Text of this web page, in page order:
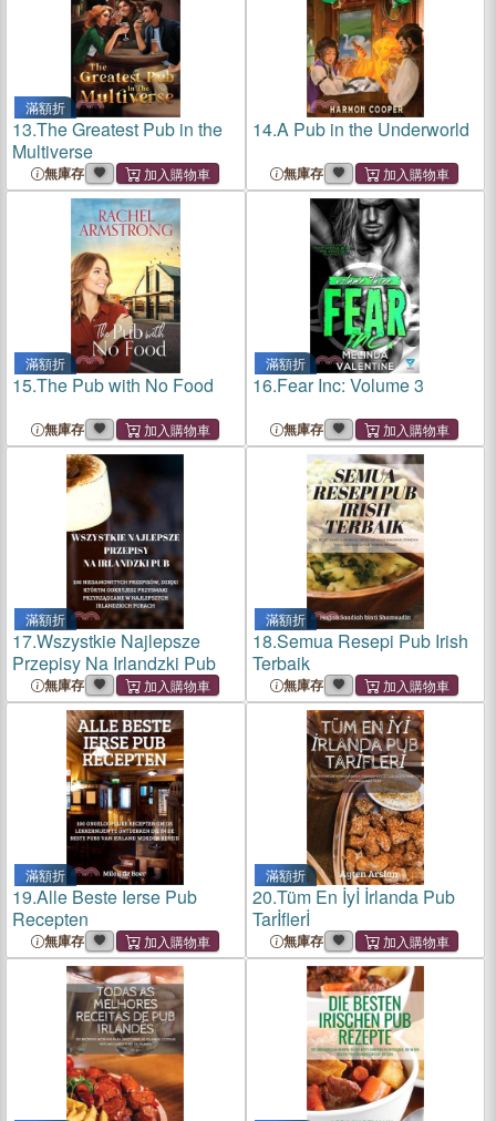
滿額折
13.The Greatest Pub in the
Multiverse
無庫存
14.A Pub in the Underworld
無庫存
滿額折
15.The Pub with No Food
無庫存
滿額折
16.Fear Inc: Volume 3
無庫存
滿額折
17.Wszystkie Najlepsze
Przepisy Na Irlandzki Pub
無庫存
滿額折
18.Semua Resepi Pub Irish
Terbaik
無庫存
滿額折
19.Alle Beste Ierse Pub
Recepten
無庫存
滿額折
20.Tüm En İyİ İrlanda Pub
Tarİflerİ
無庫存